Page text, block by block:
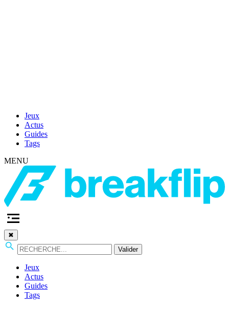
Jeux
Actus
Guides
Tags
MENU
✖
Valider
Jeux
Actus
Guides
Tags